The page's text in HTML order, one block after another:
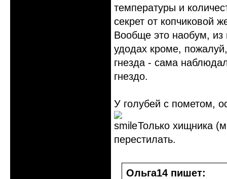
температуры и
секрет от копчиковой
Вообще это наобум, из
удодах кроме,
гнезда - сама
гнездо.
У голубей с пометом,
Только хищника
перестилать.
Ольга14 пишет: